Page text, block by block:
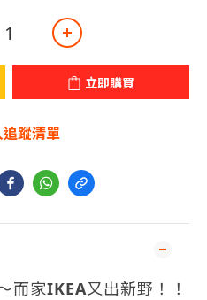
立即購買
追蹤清單
而家IKEA又出新野！！